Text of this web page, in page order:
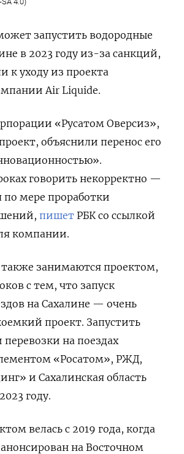
запустить водородные
в 2023 году из-за санкций,
к уходу из проекта
AirLiquide.
«Русатом Оверсиз»,
объяснили перенос его
говорить некорректно —
мере проработки
пишет РБК со ссылкой
компании.
занимаются проектом,
с тем, что запуск
на Сахалине — очень
проект. Запустить
на поездах
«Росатом», РЖД,
и Сахалинская область
году.
велась с 2019 года, когда
на Восточном